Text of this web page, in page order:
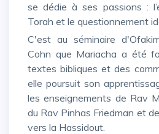
se dédie à ses passions :
Torah et le questionnement
C'est au séminaire d'Ofakim dirigé par le Rav
Cohn que Mariacha a été
textes bibliques et des
elle poursuit son
les enseignements de Rav
du Rav Pinhas Friedman et
vers la Hassidout.